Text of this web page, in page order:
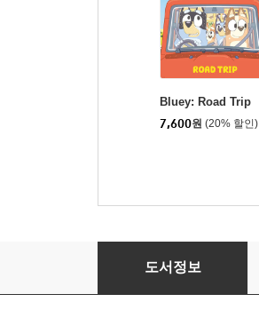
Bluey: Road Trip
7,600원 (20% 할인)
Bluey: The Decider
도서정보